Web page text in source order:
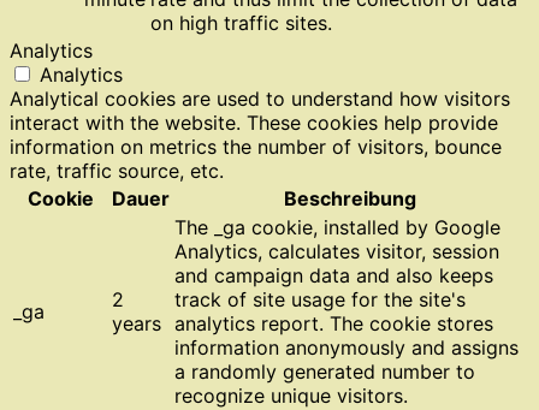
on high traffic sites.
Analytics
Analytics
Analytical cookies are used to understand how visitors
interact with the website. These cookies help provide
information on metrics the number of visitors, bounce
rate, traffic source, etc.
Cookie
Dauer Beschreibung
_ga
2
years
The _ga cookie, installed by Google
Analytics, calculates visitor, session
and campaign data and also keeps
track of site usage for the site's
analytics report. The cookie stores
information anonymously and assigns
a randomly generated number to
recognize unique visitors.